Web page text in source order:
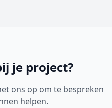
je project?
ons op om te bespreken
helpen.